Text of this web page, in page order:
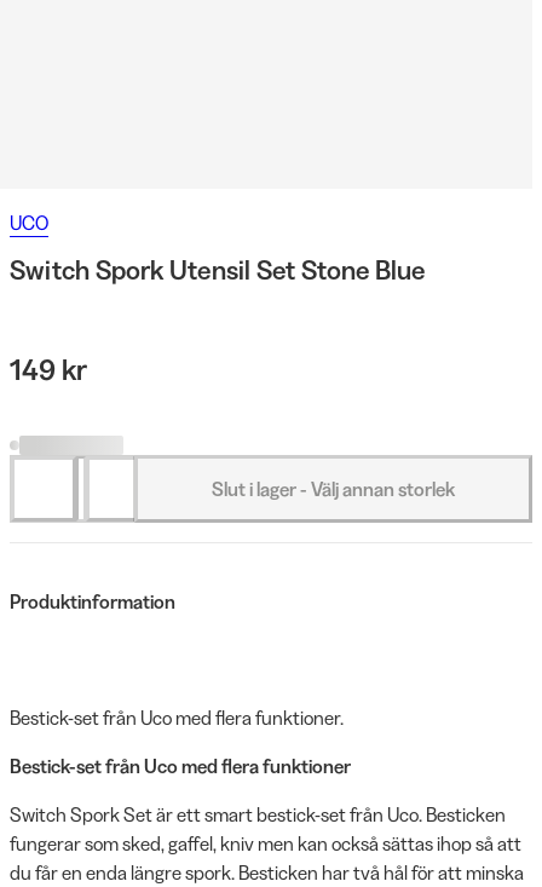
UCO
Switch Spork Utensil Set Stone Blue
149 kr
Slut i lager - Välj annan storlek
Produktinformation
Bestick-set från Uco med flera funktioner.
Bestick-set från Uco med flera funktioner
Switch Spork Set är ett smart bestick-set från Uco. Besticken
fungerar som sked, gaffel, kniv men kan också sättas ihop så att
du får en enda längre spork. Besticken har två hål för att minska